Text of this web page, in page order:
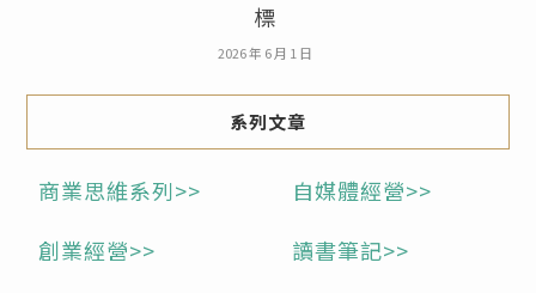
標
2026 年 6 月 1 日
系列文章
商業思維系列>>
自媒體經營>>
創業經營>>
讀書筆記>>